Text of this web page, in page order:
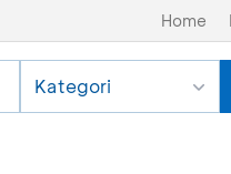
Home
Kategori